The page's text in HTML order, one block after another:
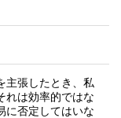
主張したとき、私
れは効率的ではな
に否定してはいな